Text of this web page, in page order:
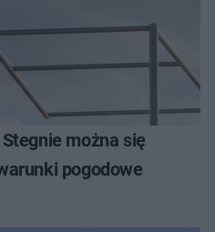
można się
pogodowe